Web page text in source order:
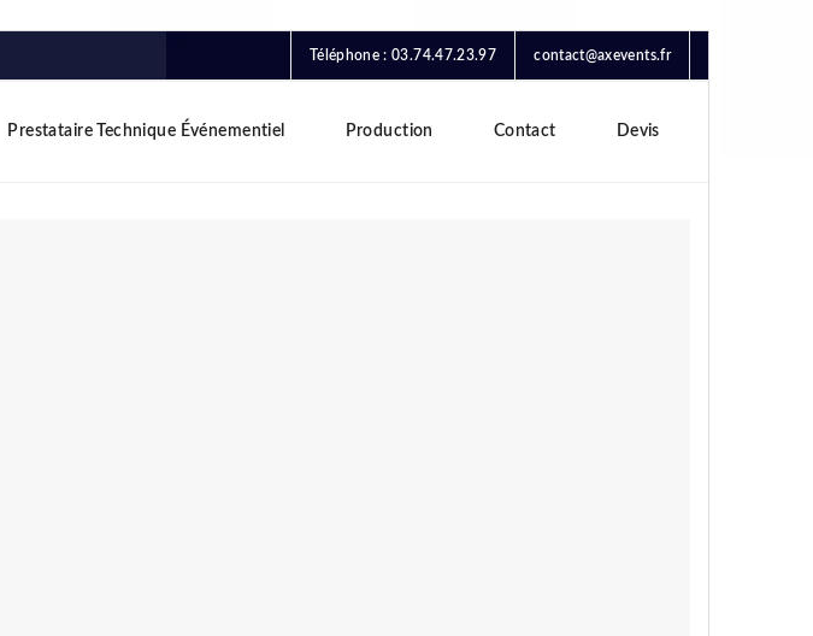
Téléphone : 03.74.47.23.97 contact@axevents.fr
Prestataire Technique Événementiel Production Contact Devis